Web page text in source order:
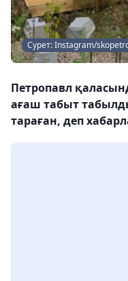
Сурет: Instagram/
Петропавл
ағаш табыт
тараған, деп